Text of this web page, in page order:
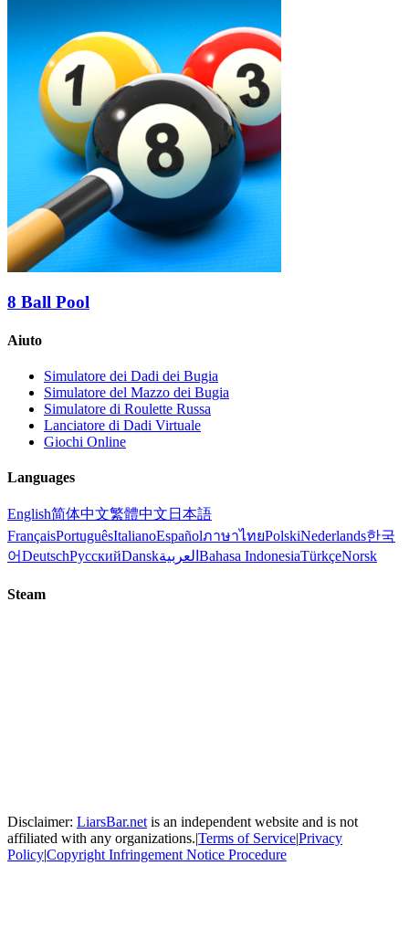
8 Ball Pool
Aiuto
Simulatore dei Dadi dei Bugia
Simulatore del Mazzo dei Bugia
Simulatore di Roulette Russa
Lanciatore di Dadi Virtuale
Giochi Online
Languages
English简体中文繁體中文 日本語
FrançaisPortuguêsItalianoEspañolภาษาไทยPolskiNederlands한국
어DeutschРусскийDanskالعربية Bahasa IndonesiaTürkçeNorsk
Steam
Disclaimer: LiarsBar.net is an independent website and is not
affiliated with any organizations.|Terms of Service|Privacy
Policy|Copyright Infringement Notice Procedure